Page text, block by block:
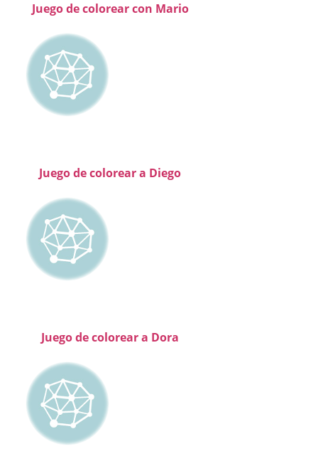
Juego de colorear con Mario
Juego de colorear a Diego
Juego de colorear a Dora